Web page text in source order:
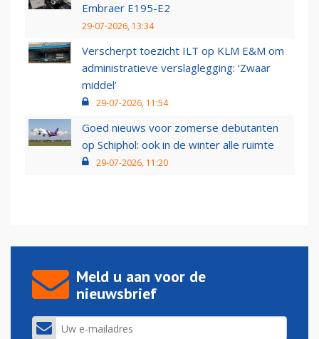
Embraer E195-E2
29-07-2026, 13:34
Verscherpt toezicht ILT op KLM E&M om
administratieve verslaglegging: ‘Zwaar
middel’
29-07-2026, 11:54
Goed nieuws voor zomerse debutanten
op Schiphol: ook in de winter alle ruimte
29-07-2026, 11:20
Meld u aan voor de
nieuwsbrief